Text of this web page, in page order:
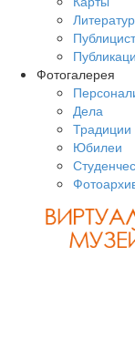
Фотогалерея
Дела
Традиции
Юбилеи